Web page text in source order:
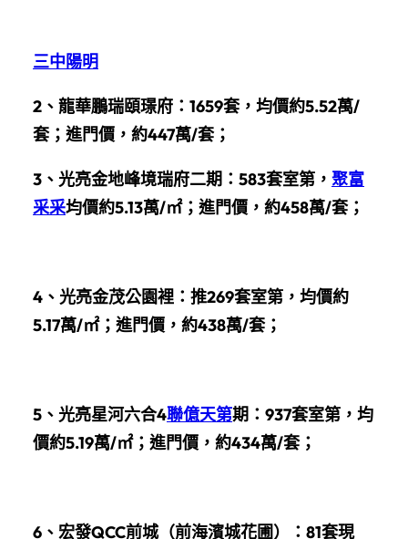
三中陽明
2、龍華鵬瑞頤璟府：1659套，均價約5.52萬/
套；進門價，約447萬/套；
3、 光亮金地峰境瑞府二期：583套室第， 聚富
采采均價約5.13萬/㎡；進門價，約458萬/套；
4、光亮金茂公園裡：推269套室第，均價約
5.17萬/㎡；進門價，約438萬/套；
5、光亮星河六合4聯億天第期：937套室第，均
價約5.19萬/㎡；進門價，約434萬/套；
6、宏發QCC前城（前海濱城花圃）：81套現